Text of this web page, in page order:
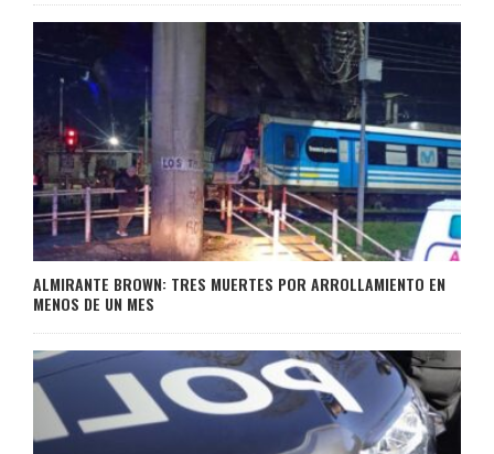
ALMIRANTE BROWN: TRES MUERTES POR ARROLLAMIENTO EN
MENOS DE UN MES